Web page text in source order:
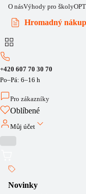
O násVýhody pro školy
Hromadný nákup
+420 607 70 30 70
Po–Pá: 6–16 h
Pro zákazníky
Oblíbené
Můj účet
Novinky